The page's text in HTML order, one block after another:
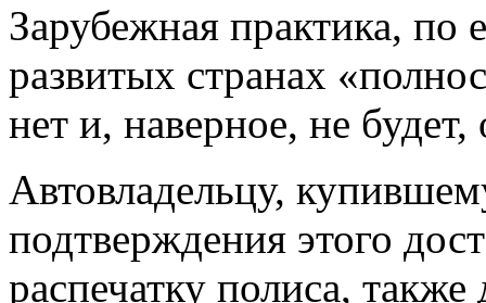
Зарубежная практика, по
развитых странах
нет и, наверное, не
Автовладельцу,
подтверждения этого
распечатку полиса,